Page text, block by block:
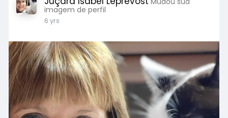
imagem de perfil
6 yrs